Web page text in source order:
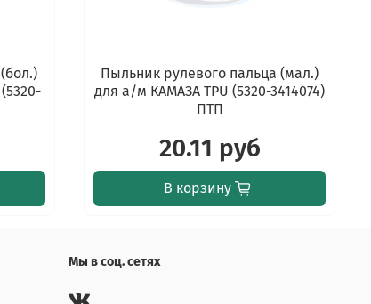
Пыльник рулевого пальца (мал.)
для а/м КАМАЗА TPU (5320-3414074)
ПТП
20.11 руб
В корзину
Мы в соц. сетях